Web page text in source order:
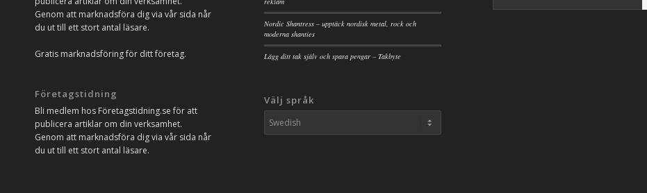
Genom att marknadsföra dig via vår sida når
du ut till ett stort antal läsare.
Gratis marknadsföring för ditt företag.
Företagstidning
Bli medlem hos Företagstidning.se för att
publicera artiklar om din verksamhet.
Genom att marknadsföra dig via vår sida når
du ut till ett stort antal läsare.
Nordic Shantress – upptäck nordisk metal, rock och
moderna shanties
Lägg ditt tak själv och spara pengar – Takbyte
Välj språk